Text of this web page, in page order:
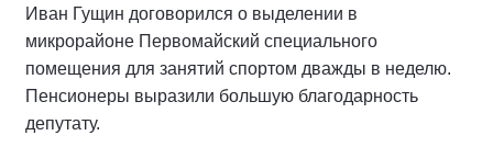
Иван Гущин договорился о выделении в
микрорайоне Первомайский специального
помещения для занятий спортом дважды в неделю.
Пенсионеры выразили большую благодарность
депутату.